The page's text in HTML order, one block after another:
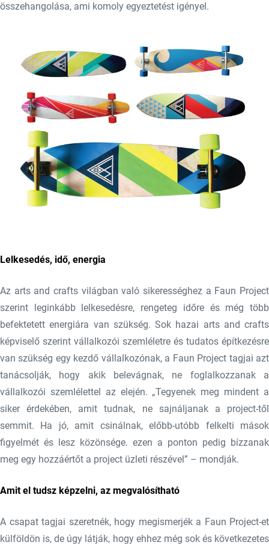
összehangolása, ami komoly egyeztetést igényel.
Lelkesedés, idő, energia
Az arts and crafts világban való sikerességhez a Faun Project
szerint leginkább lelkesedésre, rengeteg időre és még több
befektetett energiára van szükség. Sok hazai arts and crafts
képviselő szerint vállalkozói szemléletre és tudatos építkezésre
van szükség egy kezdő vállalkozónak, a Faun Project tagjai azt
tanácsolják, hogy akik belevágnak, ne foglalkozzanak a
vállalkozói szemlélettel az elején. „Tegyenek meg mindent a
siker érdekében, amit tudnak, ne sajnáljanak a project-től
semmit. Ha jó, amit csinálnak, előbb-utóbb felkelti mások
figyelmét és lesz közönsége. ezen a ponton pedig bízzanak
meg egy hozzáértőt a project üzleti részével” – mondják.
Amit el tudsz képzelni, az megvalósítható
A csapat tagjai szeretnék, hogy megismerjék a Faun Project-et
külföldön is, de úgy látják, hogy ehhez még sok és következetes